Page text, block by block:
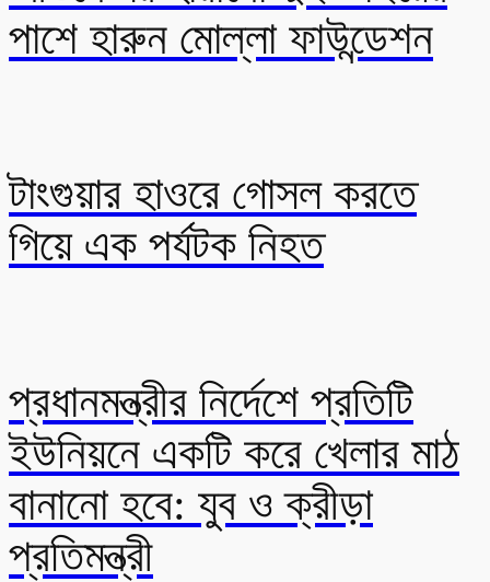
পাশে হারুন মোল্লা ফাউন্ডেশন
টাংগুয়ার হাওরে গোসল করতে
গিয়ে এক পর্যটক নিহত
প্রধানমন্ত্রীর নির্দেশে প্রতিটি
ইউনিয়নে একটি করে খেলার মাঠ
বানানো হবে: যুব ও ক্রীড়া
প্রতিমন্ত্রী